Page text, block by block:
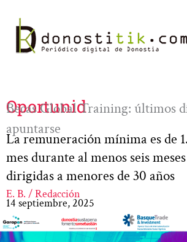
contenido
Oportunid
Becas Global Training: últimos
apuntarse
La remuneración mínima es de
mes durante al menos seis
dirigidas a menores de 30 años
E. B. / Redacción
14 septiembre, 2025